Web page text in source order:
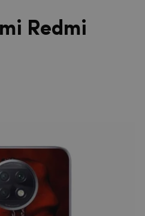
Redmi